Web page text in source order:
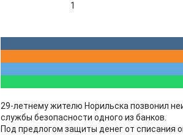
1
29-летнему жителю Норильска позвонил
службы безопасности одного из банков.
Под предлогом защиты денег от списания